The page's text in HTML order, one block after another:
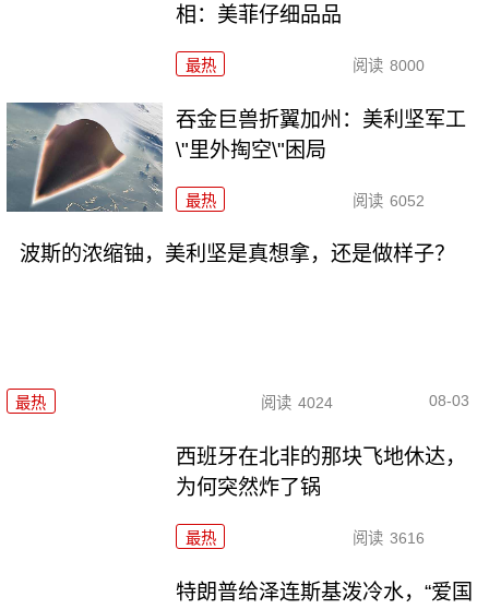
相：美菲仔细品品
最热 阅读 8000
吞金巨兽折翼加州：美利坚军工
\"里外掏空\"困局
最热 阅读 6052
波斯的浓缩铀，美利坚是真想拿，还是做样子？
最热 阅读 4024 08-03
西班牙在北非的那块飞地休达，
为何突然炸了锅
最热 阅读 3616
特朗普给泽连斯基泼冷水，“爱国